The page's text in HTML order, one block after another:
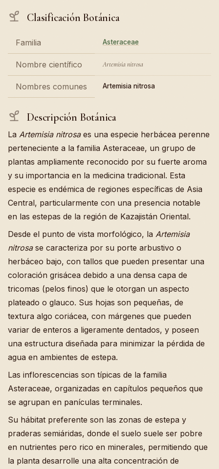
Clasificación Botánica
Familia Asteraceae
Nombre científico Artemisia nitrosa
Nombres comunes Artemisia nitrosa
Descripción Botánica
La Artemisia nitrosaes una especie herbácea perenne
perteneciente a la familia Asteraceae, un grupo de
plantas ampliamente reconocido por su fuerte aroma
y su importancia en la medicina tradicional. Esta
especie es endémica de regiones específicas de Asia
Central, particularmente con una presencia notable
en las estepas de la región de Kazajistán Oriental.
Desde el punto de vista morfológico, la Artemisia
nitrosase caracteriza por su porte arbustivo o
herbáceo bajo, con tallos que pueden presentar una
coloración grisácea debido a una densa capa de
tricomas (pelos finos) que le otorgan un aspecto
plateado o glauco. Sus hojas son pequeñas, de
textura algo coriácea, con márgenes que pueden
variar de enteros a ligeramente dentados, y poseen
una estructura diseñada para minimizar la pérdida de
agua en ambientes de estepa.
Las inflorescencias son típicas de la familia
Asteraceae, organizadas en capítulos pequeños que
se agrupan en panículas terminales.
Su hábitat preferente son las zonas de estepa y
praderas semiáridas, donde el suelo suele ser pobre
en nutrientes pero rico en minerales, permitiendo que
la planta desarrolle una alta concentración de